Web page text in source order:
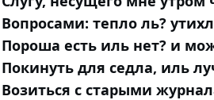
Вопросами: тепло ль?
Пороша есть иль нет? и
Покинуть для седла, иль
Возиться с старыми